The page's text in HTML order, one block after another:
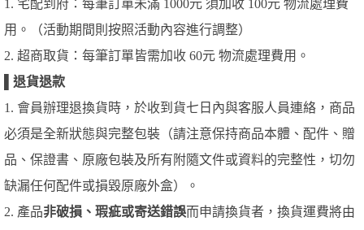
1. 宅配到府：每筆訂單未滿 1000元 須加收 100元 物流處理費
用。（活動期間則按照活動內容進行調整）
2. 超商取貨：每筆訂單皆需加收 60元 物流處理費用。
退貨退款
1. 會員辦理退換貨時，於收到貨七日內與客服人員連絡，商品
必須是全新狀態與完整包裝（請注意保持商品本體、配件、贈
品、保證書、原廠包裝及所有附隨文件或資料的完整性，切勿
缺漏任何配件或損毀原廠外盒）。
2. 產品非破損、瑕疵或寄送錯誤而申請換貨者，換貨運費將由